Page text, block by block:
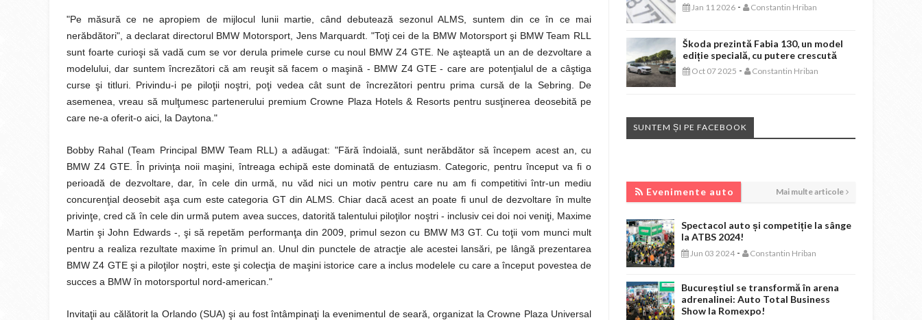
"Pe măsură ce ne apropiem de mijlocul lunii martie, când debutează sezonul ALMS, suntem din ce în ce mai
nerăbdători", a declarat directorul BMW Motorsport, Jens Marquardt. "Toţi cei de la BMW Motorsport şi BMW Team RLL
sunt foarte curioşi să vadă cum se vor derula primele curse cu noul BMW Z4 GTE. Ne aşteaptă un an de dezvoltare a
modelului, dar suntem încrezători că am reuşit să facem o maşină - BMW Z4 GTE - care are potenţialul de a câştiga
curse şi titluri. Privindu-i pe piloţii noştri, poţi vedea cât sunt de încrezători pentru prima cursă de la Sebring. De
asemenea, vreau să mulţumesc partenerului premium Crowne Plaza Hotels & Resorts pentru susţinerea deosebită pe
care ne-a oferit-o aici, la Daytona."
Bobby Rahal (Team Principal BMW Team RLL) a adăugat: "Fără îndoială, sunt nerăbdător să începem acest an, cu
BMW Z4 GTE. În privinţa noii maşini, întreaga echipă este dominată de entuziasm. Categoric, pentru început va fi o
perioadă de dezvoltare, dar, în cele din urmă, nu văd nici un motiv pentru care nu am fi competitivi într-un mediu
concurenţial deosebit aşa cum este categoria GT din ALMS. Chiar dacă acest an poate fi unul de dezvoltare în multe
privinţe, cred că în cele din urmă putem avea succes, datorită talentului piloţilor noştri - inclusiv cei doi noi veniţi, Maxime
Martin şi John Edwards -, şi să repetăm performanţa din 2009, primul sezon cu BMW M3 GT. Cu toţii vom munci mult
pentru a realiza rezultate maxime în primul an. Unul din punctele de atracţie ale acestei lansări, pe lângă prezentarea
BMW Z4 GTE şi a piloţilor noştri, este şi colecţia de maşini istorice care a inclus modelele cu care a început povestea de
succes a BMW în motorsportul nord-american."
Invitaţii au călătorit la Orlando (SUA) şi au fost întâmpinaţi la evenimentul de seară, organizat la Crowne Plaza Universal
Jan 11 2026 - Constantin Hriban
Škoda prezintă Fabia 130, un model
ediție specială, cu putere crescută
Oct 07 2025 - Constantin Hriban
SUNTEM ȘI PE FACEBOOK
Evenimente auto Mai multe articole
Spectacol auto și competiție la sânge
la ATBS 2024!
Jun 03 2024 - Constantin Hriban
Bucureștiul se transformă în arena
adrenalinei: Auto Total Business
Show la Romexpo!